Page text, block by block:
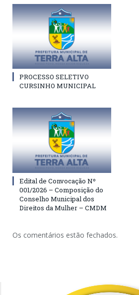
PROCESSO SELETIVO
CURSINHO MUNICIPAL
Edital de Convocação Nº
001/2026 – Composição do
Conselho Municipal dos
Direitos da Mulher – CMDM
Os comentários estão fechados.